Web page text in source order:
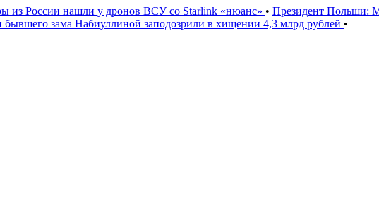
из России нашли у дронов ВСУ со Starlink «нюанс» • Президент Польши:
зама Набиуллиной заподозрили в хищении 4,3 млрд рублей •